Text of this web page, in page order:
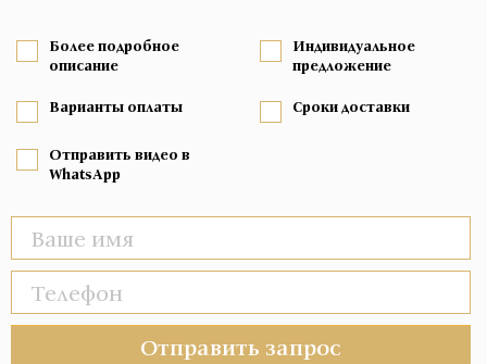
Более подробное
описание
Индивидуальное
предложение
Варианты оплаты Сроки доставки
Отправить видео в
WhatsApp
Отправить запрос